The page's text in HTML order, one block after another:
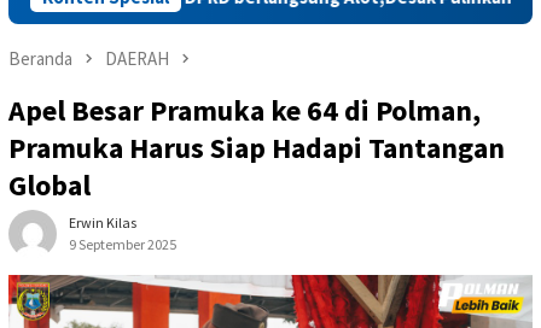
Beranda DAERAH
Apel Besar Pramuka ke 64 di Polman,
Pramuka Harus Siap Hadapi Tantangan
Global
Erwin Kilas
9 September 2025